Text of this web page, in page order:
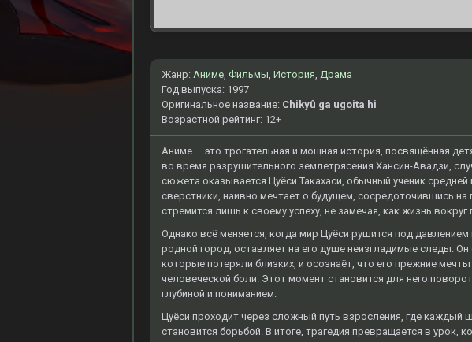
Жанр: Аниме, Фильмы, История, Драма
Год выпуска: 1997
Оригинальное название: Chikyû ga ugoita hi
Возрастной рейтинг: 12+
Аниме — это трогательная и мощная история, посвящённая
во время разрушительного землетрясения Хансин-Авадзи,
сюжета оказывается Цуёси Такахаси, обычный ученик
сверстники, наивно мечтает о будущем, сосредоточившись на
стремится лишь к своему успеху, не замечая, как жизнь
Однако всё меняется, когда мир Цуёси рушится под давлением
родной город, оставляет на его душе неизгладимые следы.
которые потеряли близких, и осознаёт, что его прежние
человеческой боли. Этот момент становится для него
глубиной и пониманием.
Цуёси проходит через сложный путь взросления, где каждый
становится борьбой. В итоге, трагедия превращается в урок,